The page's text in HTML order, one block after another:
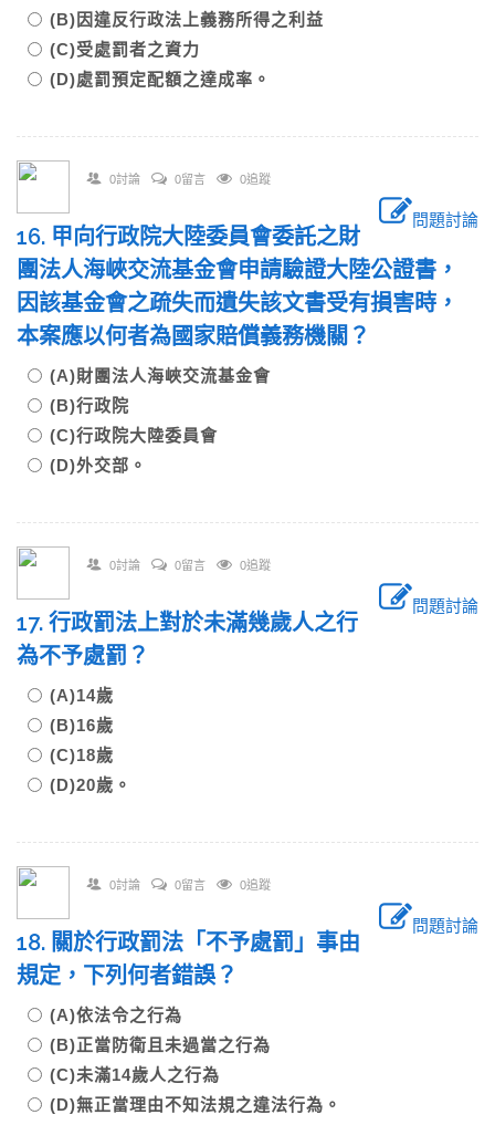
(B)因違反行政法上義務所得之利益
(C)受處罰者之資力
(D)處罰預定配額之達成率。
0討論 0留言 0追蹤
問題討論
16. 甲向行政院大陸委員會委託之財
團法人海峽交流基金會申請驗證大陸公證書，
因該基金會之疏失而遺失該文書受有損害時，
本案應以何者為國家賠償義務機關？
(A)財團法人海峽交流基金會
(B)行政院
(C)行政院大陸委員會
(D)外交部。
0討論 0留言 0追蹤
問題討論
17. 行政罰法上對於未滿幾歲人之行
為不予處罰？
(A)14歲
(B)16歲
(C)18歲
(D)20歲。
0討論 0留言 0追蹤
問題討論
18. 關於行政罰法「不予處罰」事由
規定，下列何者錯誤？
(A)依法令之行為
(B)正當防衛且未過當之行為
(C)未滿14歲人之行為
(D)無正當理由不知法規之違法行為。